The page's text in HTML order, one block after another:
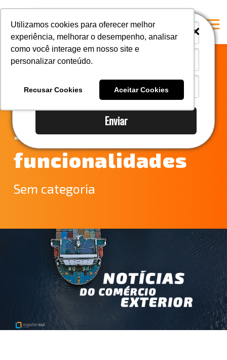
Enviar
Utilizamos cookies para oferecer melhor
experiência, melhorar o desempenho, analisar
como você interage em nosso site e
personalizar conteúdo.
Recusar Cookies Aceitar Cookies
i
i
A Mastersul
#35 (no title)
Blog
#38 (no title)
Notícias do
comércio exterior
– novas
funcionalidades
Sem categoria